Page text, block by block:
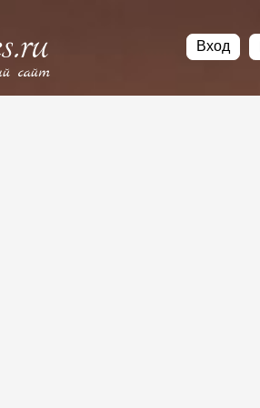
Вход